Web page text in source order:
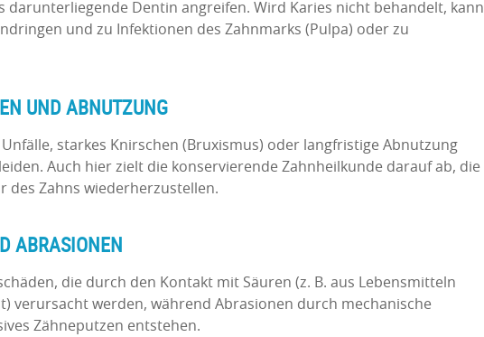
darunterliegende Dentin angreifen. Wird Karies nicht behandelt, kann
und zu Infektionen des Zahnmarks (Pulpa) oder zu
UND ABNUTZUNG
starkes Knirschen (Bruxismus) oder langfristige Abnutzung
Auch hier zielt die konservierende Zahnheilkunde darauf ab, die
des Zahns wiederherzustellen.
ABRASIONEN
die durch den Kontakt mit Säuren (z. B. aus Lebensmitteln
verursacht werden, während Abrasionen durch mechanische
Zähneputzen entstehen.